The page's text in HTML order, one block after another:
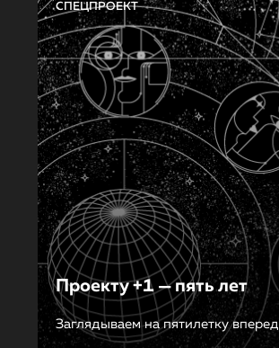
СПЕЦПРОЕКТ
Проекту +1 — пять лет
Заглядываем на пятилетку вперед